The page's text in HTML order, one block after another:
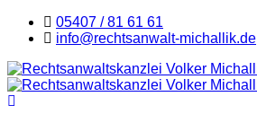
05407 / 81 61 61
info@rechtsanwalt-michallik.de